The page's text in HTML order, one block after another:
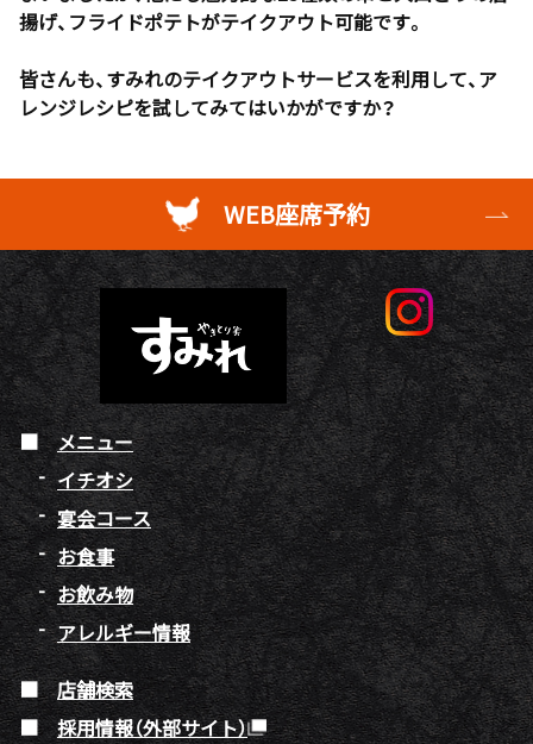
揚げ、フライドポテトがテイクアウト可能です。
皆さんも、すみれのテイクアウトサービスを利用して、ア
レンジレシピを試してみてはいかがですか？
WEB座席予約
メニュー
イチオシ
宴会コース
お食事
お飲み物
アレルギー情報
店舗検索
採用情報（外部サイト）